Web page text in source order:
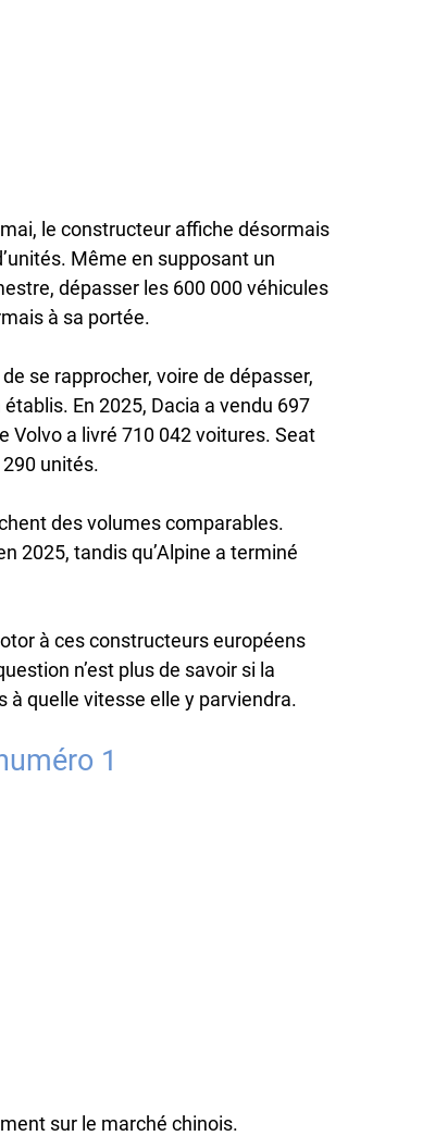
le constructeur affiche désormais
Même en supposant un
dépasser les 600 000 véhicules
à sa portée.
se rapprocher, voire de dépasser,
En 2025, Dacia a vendu 697
Volvo a livré 710 042 voitures. Seat
unités.
des volumes comparables.
2025, tandis qu’Alpine a terminé
à ces constructeurs européens
n’est plus de savoir si la
à quelle vitesse elle y parviendra.
1
sur le marché chinois.